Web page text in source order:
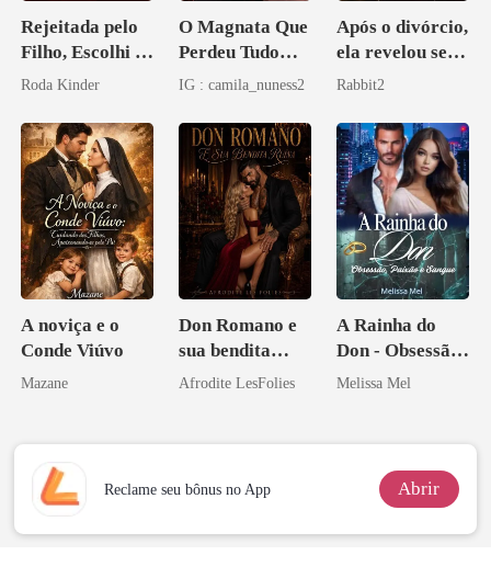
Rejeitada pelo
Filho, Escolhi o
Don
Roda Kinder
O Magnata Que
Perdeu Tudo
Inclusive Ela
IG : camila_nuness2
Após o divórcio,
ela revelou ser
bilionária
Rabbit2
A noviça e o
Conde Viúvo
Mazane
Don Romano e
sua bendita
ruína
Afrodite LesFolies
A Rainha do
Don - Obsessão,
Paixão e Sangue
Melissa Mel
Reclame seu bônus no App Abrir